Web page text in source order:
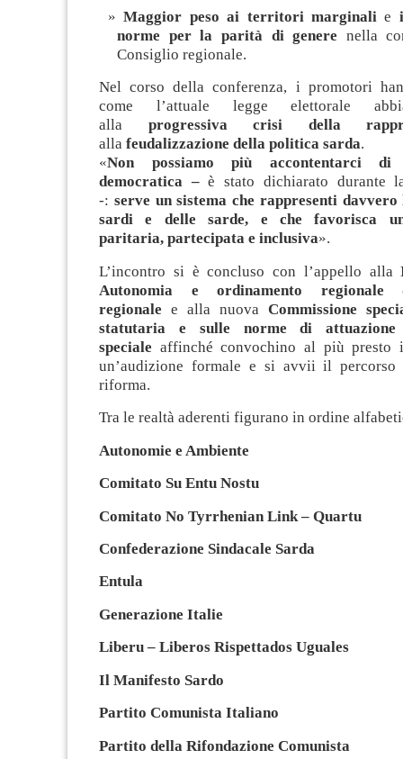
Maggior peso ai territori marginalie
norme per la parità di genere nella
Consiglio regionale.
Nel corso della conferenza, i promotori
come l’attuale legge elettorale
alla progressiva crisi della
alla feudalizzazione della politica sarda.
«Non possiamo più accontentarci di
democratica –è stato dichiarato durante
-: serve un sistema che rappresenti
sardi e delle sarde, e che favorisca
paritaria, partecipata e inclusiva».
L’incontro si è concluso con l’appello alla
Autonomia e ordinamento regionale
regionale e alla nuova Commissione
statutaria e sulle norme di attuazione
speciale affinché convochino al più presto
un’audizione formale e si avvii il
riforma.
Tra le realtà aderenti figurano in ordine
Autonomie e Ambiente
Comitato Su Entu Nostu
Comitato No Tyrrhenian Link – Quartu
Confederazione Sindacale Sarda
Entula
Generazione Italie
Liberu – Liberos Rispettados Uguales
Il Manifesto Sardo
Partito Comunista Italiano
Partito della Rifondazione Comunista